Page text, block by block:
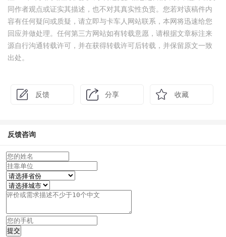
同作者观点或证实其描述，也不对其真实性负责。您若对该稿件内
容有任何疑问或质疑，请立即与卡车人网站联系，本网将迅速给您
回应并做处理。任何第三方网站如有转载意愿，请根据文章标注来
源自行沟通转载许可，并在获得转载许可后转载，并保留原文一致
出处。
反馈 分享 收藏
反馈咨询